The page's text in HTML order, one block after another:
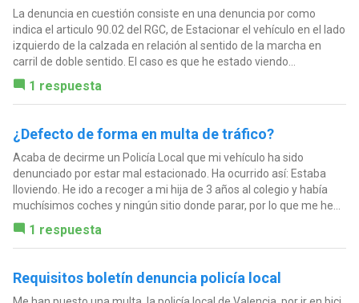
La denuncia en cuestión consiste en una denuncia por como
indica el articulo 90.02 del RGC, de Estacionar el vehículo en el lado
izquierdo de la calzada en relación al sentido de la marcha en
carril de doble sentido. El caso es que he estado viendo...
1 respuesta
¿Defecto de forma en multa de tráfico?
Acaba de decirme un Policía Local que mi vehículo ha sido
denunciado por estar mal estacionado. Ha ocurrido así: Estaba
lloviendo. He ido a recoger a mi hija de 3 años al colegio y había
muchísimos coches y ningún sitio donde parar, por lo que me he...
1 respuesta
Requisitos boletín denuncia policía local